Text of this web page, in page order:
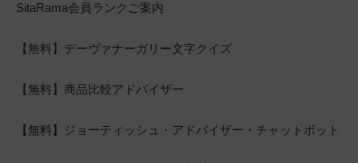
SitaRama会員ランクご案内
【無料】デーヴァナーガリー文字クイズ
【無料】商品比較アドバイザー
【無料】ジョーティッシュ・アドバイザー・チャットボット